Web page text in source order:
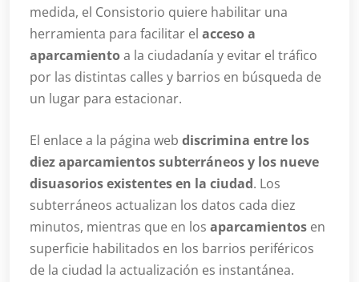
medida, el Consistorio quiere habilitar una
herramienta para facilitar el acceso a
aparcamientoa la ciudadanía y evitar el tráfico
por las distintas calles y barrios en búsqueda de
un lugar para estacionar.
El enlace a la página web discrimina entre los
diez aparcamientos subterráneos y los nueve
disuasorios existentes en la ciudad. Los
subterráneos actualizan los datos cada diez
minutos, mientras que en los aparcamientos en
superficie habilitados en los barrios periféricos
de la ciudad la actualización es instantánea.